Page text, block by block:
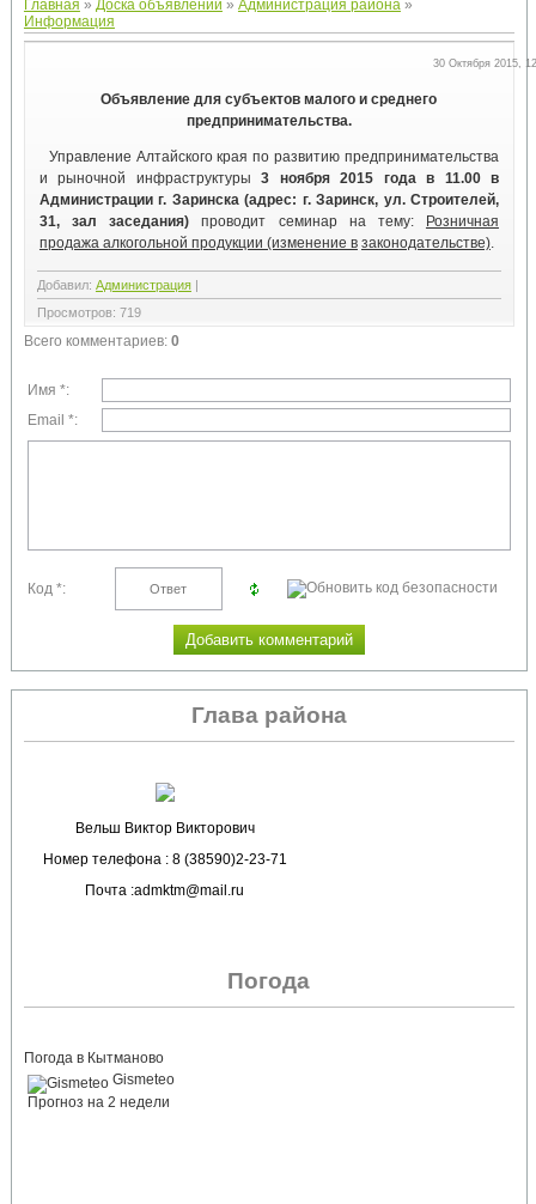
Главная » Доска объявлений » Администрация района»
Информация
30 Октября 2015,
Объявление для субъектов малого и среднего
предпринимательства.
Управление Алтайского края по развитию предпринимательства
и рыночной инфраструктуры3 ноября 2015 года в 11.00 в
Администрации г. Заринска (адрес: г. Заринск, ул. Строителей,
31, зал заседания) проводит семинар на тему: Розничная
продажа алкогольной продукции (изменение в законодательстве).
Добавил: Администрация|
Просмотров: 719
Всего комментариев: 0
Имя *:
Email *:
Код *:
Глава района
Вельш Виктор Викторович
Номер телефона : 8 (38590)2-23-71
Почта :admktm@mail.ru
Погода
Погода в Кытманово
Gismeteo
Прогноз на 2 недели